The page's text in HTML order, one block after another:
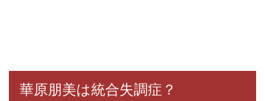
華原朋美は統合失調症？